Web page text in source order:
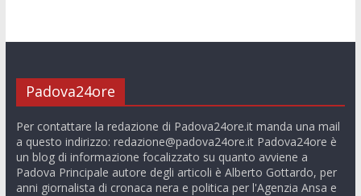
Padova24ore
Per contattare la redazione di Padova24ore.it manda una mail
a questo indirizzo: redazione@padova24ore.itPadova24ore è
un blog di informazione focalizzato su quanto avviene a
Padova Principale autore degli articoli è Alberto Gottardo, per
anni giornalista di cronaca nera e politica per l'Agenzia Ansa e